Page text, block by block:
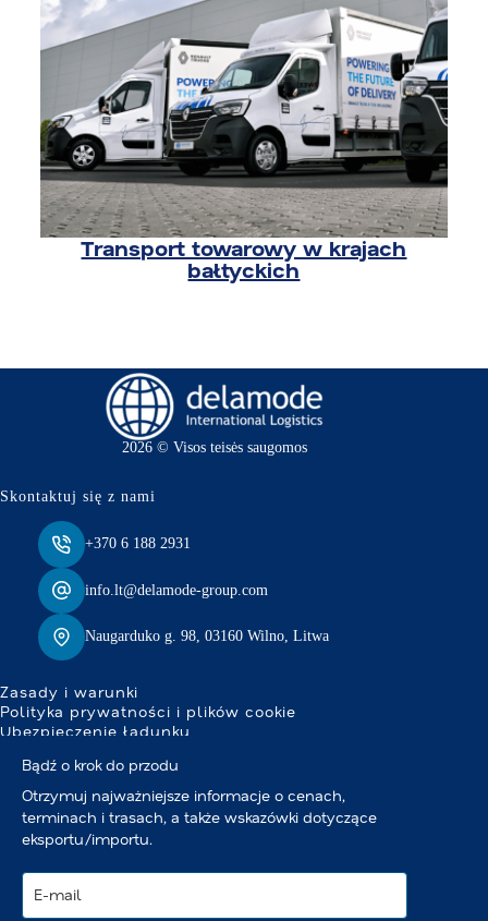
Transport towarowy w krajach
bałtyckich
2026 © Visos teisės saugomos
Skontaktuj się z nami
+370 6 188 2931
info.lt@delamode-group.com
Naugarduko g. 98, 03160 Wilno, Litwa
Zasady i warunki
Polityka prywatności i plików cookie
Ubezpieczenie ładunku
Bądź o krok do przodu
Otrzymuj najważniejsze informacje o cenach,
terminach i trasach, a także wskazówki dotyczące
eksportu/importu.